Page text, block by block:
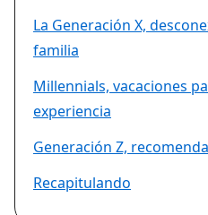
La Generación X,
familia
Millennials, vacaciones
experiencia
Generación Z,
Recapitulando